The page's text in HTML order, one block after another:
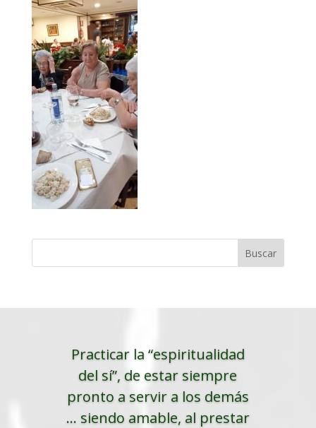
Practicar la “espiritualidad
del sí”, de estar siempre
pronto a servir a los demás
... siendo amable, al prestar